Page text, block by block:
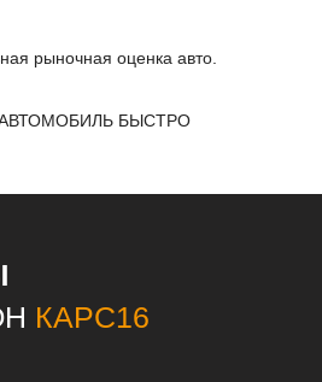
рыночная оценка авто.
БЫСТРО
КАРС16